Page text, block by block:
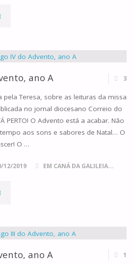
ano A 3
pela Teresa, sobre as leituras da missa
no jornal diocesano Correio do
PERTO! O Advento está a acabar. Não
aos sons e sabores de Natal… O
O …
12/2019 EM CANÁ DA GALILEIA...
ano A 1